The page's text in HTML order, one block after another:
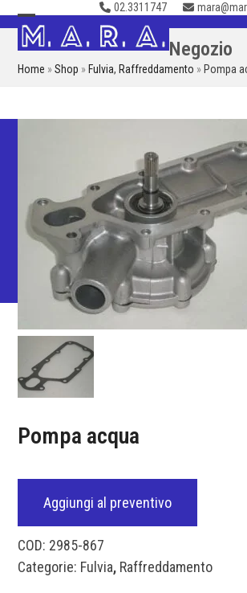
Skip
to
content
02.3311747
Open
mobile
Close
mobile
Negozio
Home »Shop » Fulvia, Raffreddamento » Pompa
Pompa acqua
Aggiungi al preventivo
COD: 2985-867
Categorie: Fulvia, Raffreddamento